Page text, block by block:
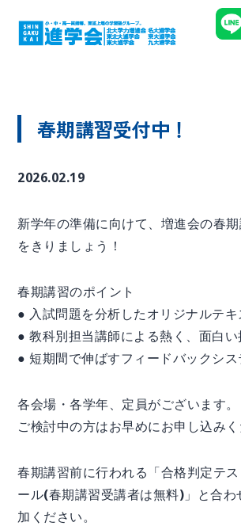
春期講習受付中！
2026.02.19
新学年の準備に向けて、増進会の春
をきりましょう！
春期講習のポイント
● 入試問題を分析したオリジナルテキ
● 教科別担当講師による熱く、面白い
● 短期間で伸ばすフィードバックシス
各会場・各学年、定員がございます。
ご検討中の方はお早めにお申し込みく
春期講習前に行われる「合格判定テ
ール(春期講習受講者は無料)」と合わ
加ください。